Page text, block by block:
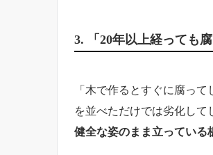
3. 「20年以上経っても
「木で作るとすぐに腐っ
を並べただけでは劣化して
健全な姿のまま立っている